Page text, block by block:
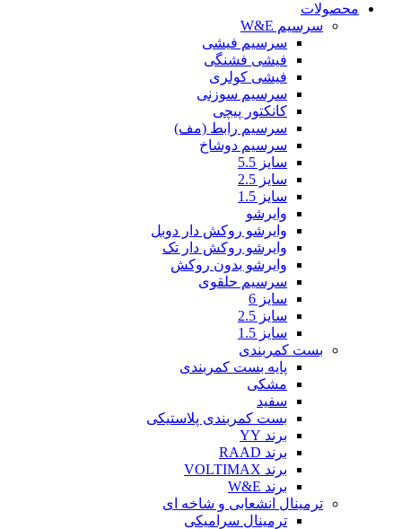
محصولات
سرسیم W&E
سرسیم فیشی
فیشی فشنگی
فیشی کولری
سرسیم سوزنی
کانکتور پیچی
سرسیم رابط (مف)
سرسیم دوشاخ
سایز 5.5
سایز 2.5
سایز 1.5
وایرشو
وایرشو روکش دار دوبل
وایرشو روکش دار تک
وایرشو بدون روکش
سرسیم حلقوی
سایز 6
سایز 2.5
سایز 1.5
بست کمربندی
پایه بست کمربندی
مشکی
سفید
بست کمربندی پلاستیکی
برند YY
برند RAAD
برند VOLTIMAX
برند W&E
ترمینال انشعابی و شاخه ای
ترمینال سرامیکی